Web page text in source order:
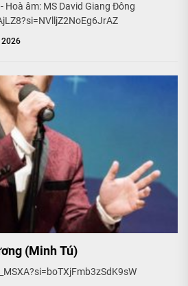
Hoà âm: MS David Giang Đông
2026
(Minh Tú)